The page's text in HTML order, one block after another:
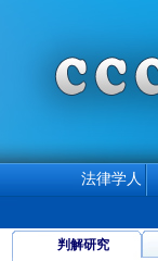
法律学人
判解研究